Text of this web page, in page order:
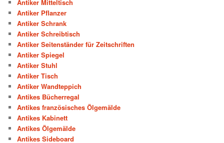
Antiker Mitteltisch
Antiker Pflanzer
Antiker Schrank
Antiker Schreibtisch
Antiker Seitenständer für Zeitschriften
Antiker Spiegel
Antiker Stuhl
Antiker Tisch
Antiker Wandteppich
Antikes Bücherregal
Antikes französisches Ölgemälde
Antikes Kabinett
Antikes Ölgemälde
Antikes Sideboard